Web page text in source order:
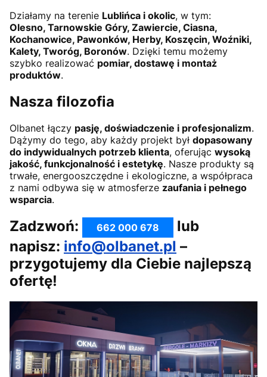
Działamy na terenie Lublińca i okolic, w tym:
Olesno, Tarnowskie Góry, Zawiercie, Ciasna,
Kochanowice, Pawonków, Herby, Koszęcin, Woźniki,
Kalety, Tworóg, Boronów. Dzięki temu możemy
szybko realizować pomiar, dostawę i montaż
produktów.
Nasza filozofia
Olbanet łączy pasję, doświadczenie i profesjonalizm.
Dążymy do tego, aby każdy projekt był dopasowany
do indywidualnych potrzeb klienta, oferując wysoką
jakość, funkcjonalność i estetykę. Nasze produkty są
trwałe, energooszczędne i ekologiczne, a współpraca
z nami odbywa się w atmosferze zaufania i pełnego
wsparcia.
Zadzwoń: 662 000 678
lub
napisz: info@olbanet.pl –
przygotujemy dla Ciebie najlepszą
ofertę!